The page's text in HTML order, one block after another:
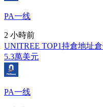
PA一线
2 小時前
UNITREE TOP1持倉地址
5.3萬美元
PA一线